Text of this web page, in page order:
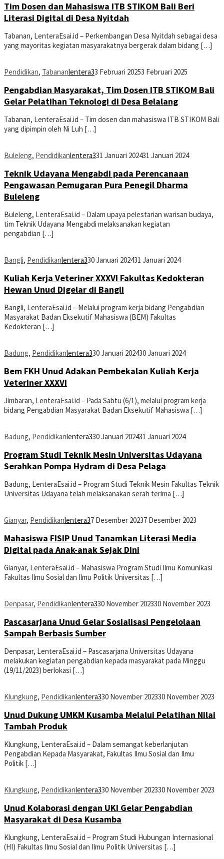
Tim Dosen dan Mahasiswa ITB STIKOM Bali Beri
Literasi Digital di Desa Nyitdah
Tabanan, LenteraEsai.id – Perkembangan Desa Nyitdah sebagai desa
yang mayoritas kegiatan masyarakatnya bergerak dalam bidang […]
Pendidikan, Tabananlentera33 Februari 20253 Februari 2025
Pengabdian Masyarakat, Tim Dosen ITB STIKOM Bali
Gelar Pelatihan Teknologi di Desa Belalang
Tabanan, LenteraEsai.id – Tim dosen dan mahasiswa ITB STIKOM Bali
yang dipimpin oleh Ni Luh […]
Buleleng, Pendidikanlentera331 Januari 202431 Januari 2024
Teknik Udayana Mengabdi pada Perencanaan
Pengawasan Pemugaran Pura Penegil Dharma
Buleleng
Buleleng, LenteraEsai.id – Dalam upaya pelestarian warisan budaya,
tim Teknik Udayana Mengabdi melaksanakan kegiatan
pengabdian […]
Bangli, Pendidikanlentera330 Januari 202431 Januari 2024
Kuliah Kerja Veteriner XXXVI Fakultas Kedokteran
Hewan Unud Digelar di Bangli
Bangli, LenteraEsai.id – Melalui program kerja bidang Pengabdian
Masyarakat Badan Eksekutif Mahasiswa (BEM) Fakultas
Kedokteran […]
Badung, Pendidikanlentera330 Januari 202430 Januari 2024
Bem FKH Unud Adakan Pembekalan Kuliah Kerja
Veteriner XXXVI
Jimbaran, LenteraEsai.id – Pada Sabtu (6/1), melalui program kerja
bidang Pengabdian Masyarakat Badan Eksekutif Mahasiswa […]
Badung, Pendidikanlentera330 Januari 202431 Januari 2024
Program Studi Teknik Mesin Universitas Udayana
Serahkan Pompa Hydram di Desa Pelaga
Badung, LenteraEsai.id – Program Studi Teknik Mesin Fakultas Teknik
Universitas Udayana telah melaksanakan serah terima […]
Gianyar, Pendidikanlentera37 Desember 20237 Desember 2023
Mahasiswa FISIP Unud Tanamkan Literasi Media
Digital pada Anak-anak Sejak Dini
Gianyar, LenteraEsai.id – Mahasiswa Program Studi Ilmu Komunikasi
Fakultas Ilmu Sosial dan Ilmu Politik Universitas […]
Denpasar, Pendidikanlentera330 November 202330 November 2023
Pascasarjana Unud Gelar Sosialisasi Pengelolaan
Sampah Berbasis Sumber
Denpasar, LenteraEsai.id – Pascasarjana Universitas Udayana
melakukan kegiatan pengabdian kepada masyarakat pada Minggu
(19/11/2023) berlokasi […]
Klungkung, Pendidikanlentera330 November 202330 November 2023
Unud Dukung UMKM Kusamba Melalui Pelatihan Nilai
Tambah Produk
Klungkung, LenteraEsai.id – Dalam semangat keberlanjutan
Pengabdian Kepada Masyarakat, Fakultas Ilmu Sosial dan Ilmu
Politik […]
Klungkung, Pendidikanlentera330 November 202330 November 2023
Unud Kolaborasi dengan UKI Gelar Pengabdian
Masyarakat di Desa Kusamba
Klungkung, LenteraEsai.id – Program Studi Hubungan Internasional
(HI) Fakultas Ilmu Sosial dan Ilmu Politik Universitas […]